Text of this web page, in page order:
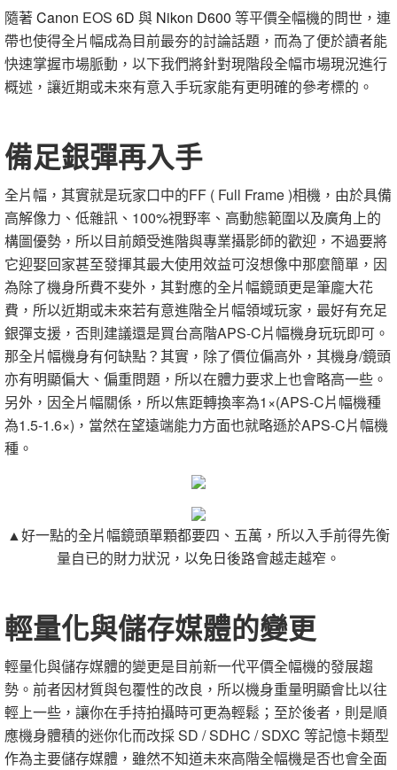
隨著Canon EOS 6D 與 Nikon D600 等平價全幅機的問世，連
帶也使得全片幅成為目前最夯的討論話題，而為了便於讀者能
快速掌握市場脈動，以下我們將針對現階段全幅市場現況進行
概述，讓近期或未來有意入手玩家能有更明確的參考標的。
備足銀彈再入手
全片幅，其實就是玩家口中的FF ( Full Frame )相機，由於具備
高解像力、低雜訊、 100%視野率、高動態範圍以及廣角上的
構圖優勢，所以目前頗受進階與專業攝影師的歡迎，不過要將
它迎娶回家甚至發揮其最大使用效益可沒想像中那麼簡單，因
為除了機身所費不斐外，其對應的全片幅鏡頭更是筆龐大花
費，所以近期或未來若有意進階全片幅領域玩家，最好有充足
銀彈支援，否則建議還是買台高階APS-C片幅機身玩玩即可。
那全片幅機身有何缺點？其實，除了價位偏高外，其機身/鏡頭
亦有明顯偏大、偏重問題，所以在體力要求上也會略高一些。
另外，因全片幅關係，所以焦距轉換率為1×(APS-C片幅機種
為1.5-1.6×) ，當然在望遠端能力方面也就略遜於APS-C片幅機
種。
▲好一點的全片幅鏡頭單顆都要四、五萬，所以入手前得先衡
量自已的財力狀況，以免日後路會越走越窄。
輕量化與儲存媒體的變更
輕量化與儲存媒體的變更是目前新一代平價全幅機的發展趨
勢。前者因材質與包覆性的改良，所以機身重量明顯會比以往
輕上一些，讓你在手持拍攝時可更為輕鬆；至於後者，則是順
應機身體積的迷你化而改採SD /SDHC /SDXC 等記憶卡類型
作為主要儲存媒體，雖然不知道未來高階全幅機是否也會全面